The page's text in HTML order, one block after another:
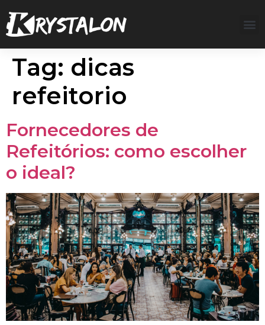
Tag: dicas
refeitorio
Fornecedores de
Refeitórios: como escolher
o ideal?